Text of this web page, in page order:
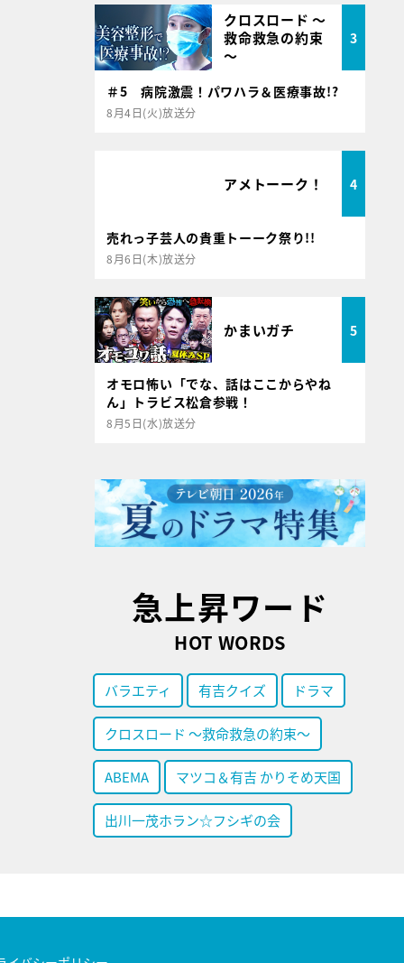
クロスロード ～
救命救急の約束
～
3
＃5 病院激震！パワハラ＆医療事故!?
8月4日(火)放送分
アメトーーク！ 4
売れっ子芸人の貴重トーーク祭り!!
8月6日(木)放送分
かまいガチ 5
オモロ怖い「でな、話はここからやね
ん」トラビス松倉参戦！
8月5日(水)放送分
急上昇ワード
HOT WORDS
バラエティ 有吉クイズ ドラマ
クロスロード ～救命救急の約束～
ABEMA マツコ＆有吉 かりそめ天国
出川一茂ホラン☆フシギの会